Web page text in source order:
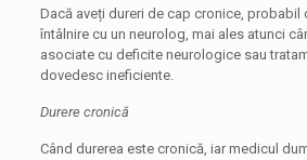
Dacă aveți dureri de cap cronice, probabil
întâlnire cu un neurolog, mai ales atunci
asociate cu deficite neurologice sau
dovedesc ineficiente.
Durere cronică
Când durerea este cronică, iar medicul